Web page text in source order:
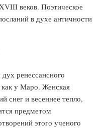
веков. Поэтическое
в духе античности
ренессансного
как у Маро. Женская
снег и весеннее тепло,
предметом
этого ученого